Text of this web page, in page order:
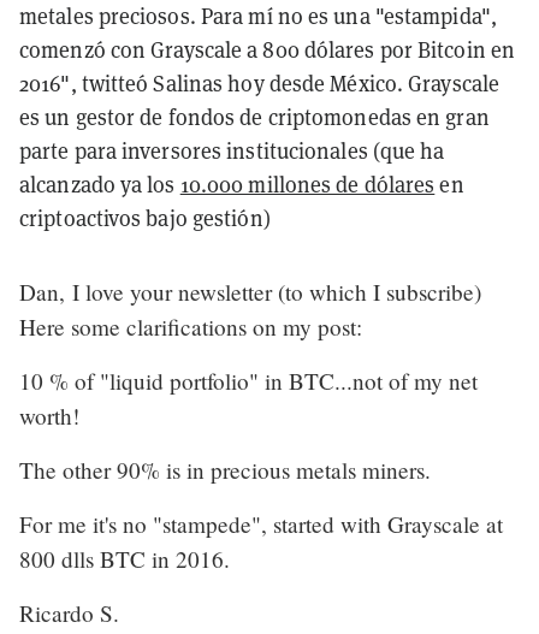
metales preciosos. Para mí no es una "estampida",
comenzó con Grayscale a 800 dólares por Bitcoin en
2016", twitteó Salinas hoy desde México. Grayscale
es un gestor de fondos de criptomonedas en gran
parte para inversores institucionales (que ha
alcanzado ya los 10.000 millones de dólares en
criptoactivos bajo gestión)
Dan, I love your newsletter (to which I subscribe)
Here some clarifications on my post:
10 % of "liquid portfolio" in BTC...not of my net
worth!
The other 90% is in precious metals miners.
For me it's no "stampede", started with Grayscale at
800 dlls BTC in 2016.
Ricardo S.